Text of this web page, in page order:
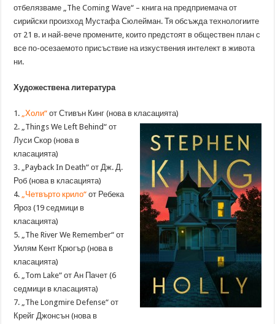
отбелязваме „The Coming Wave“ – книга на предприемача от
сирийски произход Мустафа Сюлейман. Тя обсъжда технологиите
от 21 в. и най-вече промените, които предстоят в обществен план с
все по-осезаемото присъствие на изкуствения интелект в живота
ни.
Художествена литература
1. „Холи“ от Стивън Кинг (нова в класацията)
2. „Things We Left Behind“ от
Луси Скор (нова в
класацията)
3. „Payback In Death“ от Дж. Д.
Роб (нова в класацията)
4. „Четвърто крило“ от Ребека
Яроз (19 седмици в
класацията)
5. „The River We Remember“ от
Уилям Кент Крюгър (нова в
класацията)
6. „Tom Lake“ от Ан Пачет (6
седмици в класацията)
7. „The Longmire Defense“ от
Крейг Джонсън (нова в